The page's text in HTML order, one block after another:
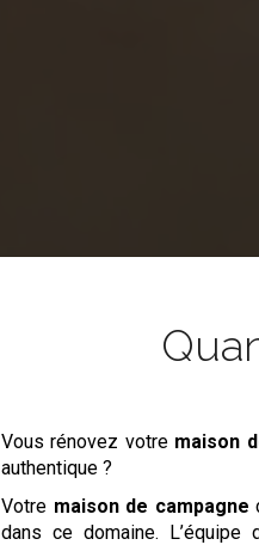
Vous rénovez votre maison
authentique ?
Votre maison de campagne
dans ce domaine. L’équipe